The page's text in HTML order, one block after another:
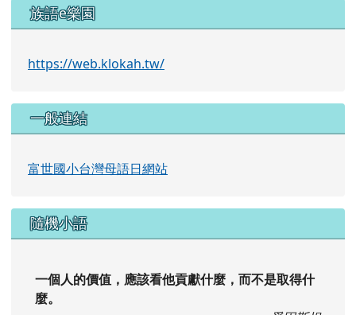
族語e樂園
https://web.klokah.tw/
一般連結
富世國小台灣母語日網站
隨機小語
一個人的價值，應該看他貢獻什麼，而不是取得什
麼。